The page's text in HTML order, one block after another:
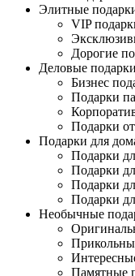
Элитные
VIP
Дорогие
Деловые подарки
Бизнес
Подарки
Подарки
Подарки для
Подарки
Подарки
Подарки
Подарки
Необычные
Памятные